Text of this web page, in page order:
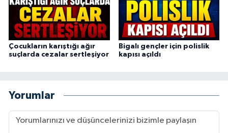
Çocukların karıştığı ağır
suçlarda cezalar sertleşiyor
Bigalı gençler için polislik
kapısı açıldı
Yorumlar